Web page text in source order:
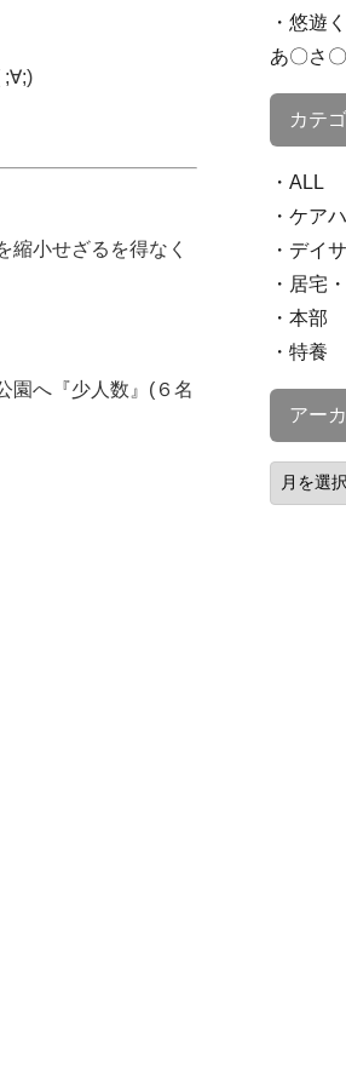
;∀;)
縮小せざるを得なく
園へ『少人数』(６名
悠遊
あ〇さ
カテ
ALL
ケア
デイ
居宅
本部
特養
アー